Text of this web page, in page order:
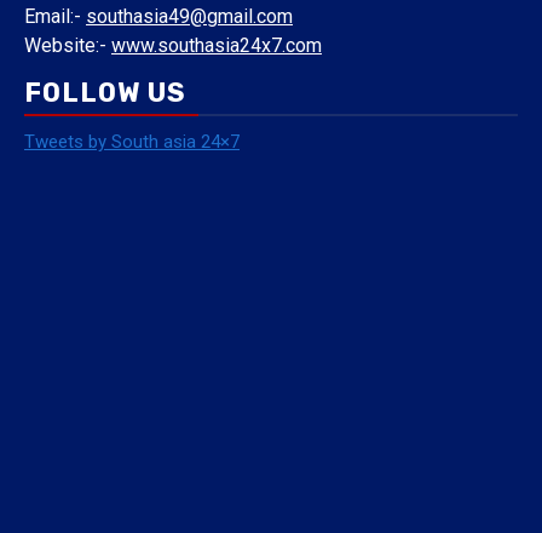
Email:- southasia49@gmail.com
Website:- www.southasia24x7.com
FOLLOW US
Tweets by South asia 24×7